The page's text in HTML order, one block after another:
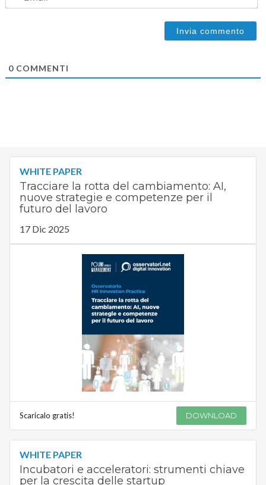
0COMMENTI
WHITE PAPER
Tracciare la rotta del cambiamento: AI,
nuove strategie e competenze per il
futuro del lavoro
17 Dic 2025
Scaricalo gratis! DOWNLOAD
WHITE PAPER
Incubatori e acceleratori: strumenti chiave
per la crescita delle startup